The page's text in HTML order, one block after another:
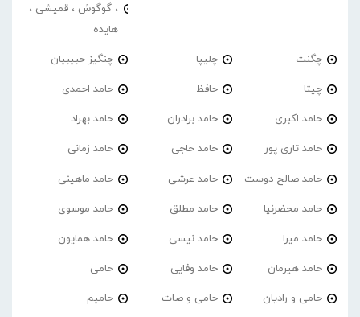
، گوگوش ، قمیشی ،
هایده
چگنت چلیپا چنگیز حبیبیان
چیتا حافظ حامد احمدی
حامد اکبری حامد برادران حامد بهراد
حامد تاری پور حامد حاجی حامد زمانی
حامد صالح دوست حامد عرشی حامد ماهینی
حامد محضرنیا حامد مطلق حامد موسوی
حامد میرا حامد نیسی حامد همایون
حامد هیرمان حامد وفایی حامی
حامی و رادیان حامی و صات حامیم